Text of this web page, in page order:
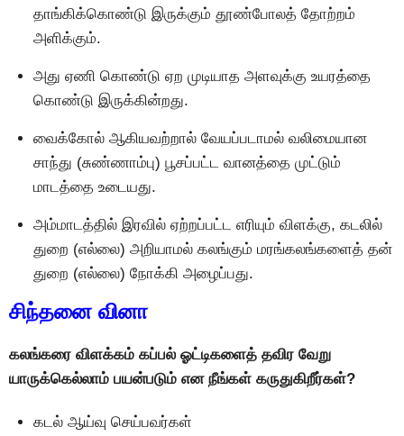
தாங்கிக்கொண்டு இருக்கும் தூண்போலத் தோற்றம்
அளிக்கும்.
அது ஏணி கொண்டு ஏற முடியாத அளவுக்கு உயரத்தை
கொண்டு இருக்கின்றது.
வைக்கோல் ஆகியவற்றால் வேயப்படாமல் வலிமையான
சாந்து (சுண்ணாம்பு) பூசப்பட்ட வானத்தை முட்டும்
மாடத்தை உடையது.
அம்மாடத்தில் இரவில் ஏற்றப்பட்ட எரியும் விளக்கு, கடலில்
துறை (எல்லை) அறியாமல் கலங்கும் மரங்கலங்களைத் தன்
துறை (எல்லை) நோக்கி அழைப்பது.
சிந்தனை வினா
கலங்கரை விளக்கம் கப்பல் ஓட்டிகளைத் தவிர வேறு
யாருக்கெல்லாம் பயன்படும் என நீங்கள் கருதுகிறீர்கள்?
கடல் ஆய்வு செய்பவர்கள்